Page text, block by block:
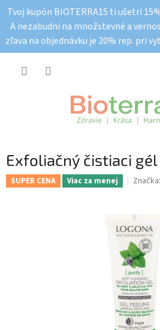
obsah
Tvoj kupón BIOTERRA15 ti ušetri
A nezabudni na množstevné a
zľava na objednávku je 20% rep. pri
Exfoliačný čistiaci gél
SUPER CENA Viac za menej Značka: